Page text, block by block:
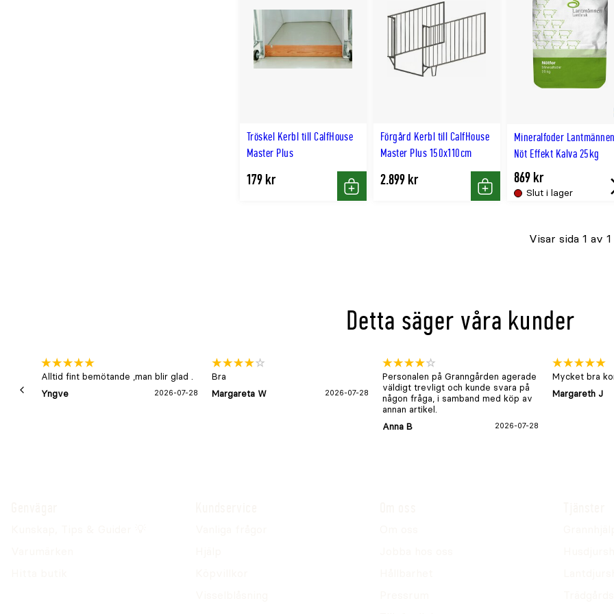
Tröskel Kerbl till CalfHouse
Master Plus
179 kr
Köp
Förgård Kerbl till CalfHouse
Master Plus 150x110cm
2.899 kr
Köp
Mineralfoder Lantmännen
Nöt Effekt Kalva 25kg
Slut i lager
869 kr
Visar sida 1 av 1
Detta säger våra kunder
Alltid fint bemötande ,man blir glad .
Yngve
2026-07-28
Bra
Margareta W
2026-07-28
Personalen på Granngården agerade
väldigt trevligt och kunde svara på
någon fråga, i samband med köp av
annan artikel.
Anna B
2026-07-28
Mycket bra
Margareth J